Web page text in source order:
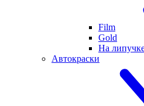
Film
Gold
На
Автокраски